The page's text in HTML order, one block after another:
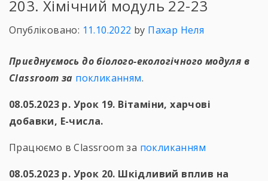
203. Хімічний модуль 22-23
Опубліковано: 11.10.2022 by Пахар Неля
Приєднуємось до біолого-екологічного модуля в
Classroom за покликанням.
08.05.2023 р. Урок 19. Вітаміни, харчові
добавки, Е-числа.
Працюємо в Classroom за покликанням
08.05.2023 р. Урок 20. Шкідливий вплив на